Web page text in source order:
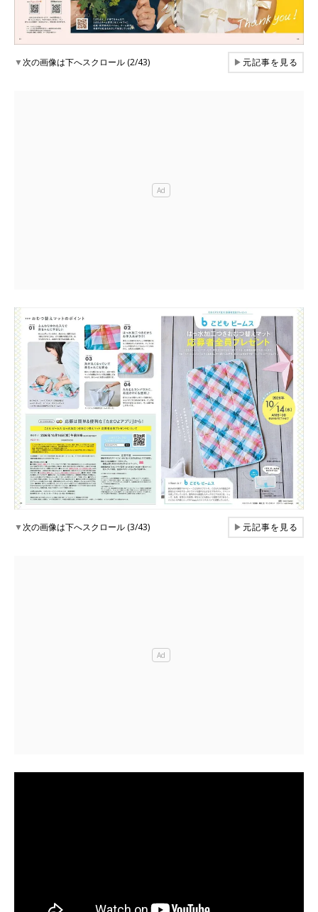
▼次の画像は下へスクロール (2/43) ▶元記事を見る
▼次の画像は下へスクロール (3/43) ▶元記事を見る